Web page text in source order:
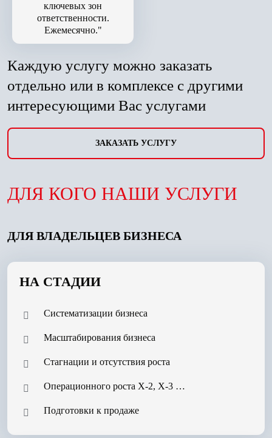
ключевых зон
ответственности.
Ежемесячно."
Каждую услугу можно заказать
отдельно или в комплексе с другими
интересующими Вас услугами
ЗАКАЗАТЬ УСЛУГУ
ДЛЯ КОГО НАШИ УСЛУГИ
ДЛЯ ВЛАДЕЛЬЦЕВ БИЗНЕСА
НА СТАДИИ
Систематизации бизнеса
Масштабирования бизнеса
Стагнации и отсутствия роста
Операционного роста Х-2, Х-3 …
Подготовки к продаже